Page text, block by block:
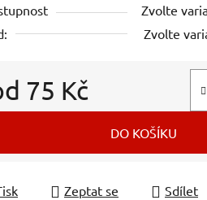
Zvolte
Zvolte
75 Kč
cena:
DO KOŠÍKU
Zeptat se Sdílet